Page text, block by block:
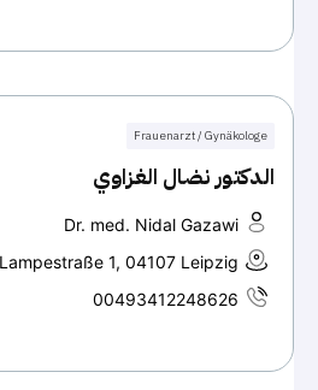
Frauenarzt / Gynäkologe
الدكتور نضال الغزاوي
Dr. med. Nidal Gazawi
Lampestraße 1, 04107 Leipzig
00493412248626